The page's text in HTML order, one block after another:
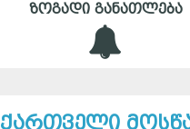
ᲖᲝᲒᲐᲓᲘ ᲒᲐᲜᲐᲗᲚᲔᲑᲐ
ქართველი